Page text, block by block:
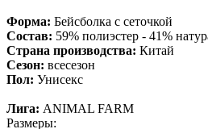
Форма: Бейсболка с сеточкой
Состав: 59% полиэстер - 41%
Страна производства: Китай
Сезон: всесезон
Пол: Унисекс
Лига: ANIMAL FARM
Размеры: